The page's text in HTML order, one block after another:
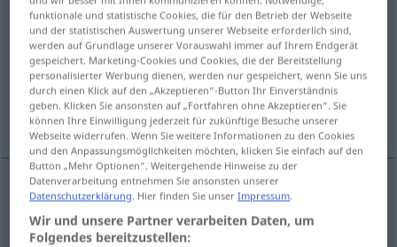
pifiar [piˈfĭar]v/t&v/i FAM FIG
Übersicht aller Übersetzungen
(Für mehr Details die Übersetzung anklicken/antippen)
einen Bock schießen
einenBockschießen
funktionale und statistische Cookies, die für den Betrieb der Webseite
und der statistischen Auswertung unserer Webseite erforderlich sind,
werden auf Grundlage unserer Vorauswahl immer auf Ihrem Endgerät
gespeichert. Marketing-Cookies und Cookies, die der Bereitstellung
personalisierter Werbung dienen, werden nur gespeichert, wenn Sie uns
durch einen Klick auf den „Akzeptieren“-Button Ihr Einverständnis
geben. Klicken Sie ansonsten auf „Fortfahren ohne Akzeptieren“. Sie
können Ihre Einwilligung jederzeit für zukünftige Besuche unserer
Webseite widerrufen. Wenn Sie weitere Informationen zu den Cookies
und den Anpassungsmöglichkeiten möchten, klicken Sie einfach auf den
Button „Mehr Optionen“. Weitergehende Hinweise zu der
Datenverarbeitung entnehmen Sie ansonsten unserer
Datenschutzerklärung. Hier finden Sie unserImpressum.
Wir und unsere Partner verarbeiten Daten, um
Folgendes bereitzustellen: